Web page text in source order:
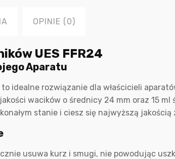
OPINIE (0)
UES FFR24
Aparatu
idealne rozwiązanie dla właścicieli
wacików o średnicy 24 mm oraz 15 ml
stanie i ciesz się najwyższą jakością
usuwa kurz i smugi, nie powodując